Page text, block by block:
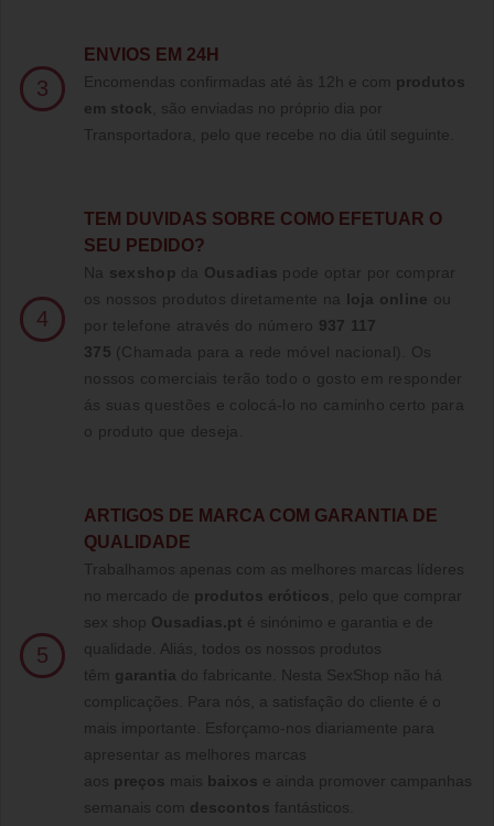
3
ENVIOS EM 24H
Encomendas confirmadas até às 12h e com produtos
em stock , são enviadas no próprio dia por
Transportadora, pelo que recebe no dia útil seguinte.
4
TE M DUVIDAS SOBRE COMO EFETUAR O
SEU PEDIDO?
Na sexshop da Ousadias pode optar por comprar
os nossos produtos diretamente na loja online ou
por telefone através do número 937 117
375 (Chamada para a rede móvel nacional)
. Os
nossos comerciais terão todo o gosto em responder
ás suas questões e colocá-lo no caminho certo para
o produto que deseja.
5
ARTIGOS DE MARCA COM GARANTIA DE
QUALIDADE
Trabalhamos apenas com as melhores marcas líderes
no mercado de produtos eróticos , pelo que comprar
sex shop Ousadias.pt é sinónimo e garantia e de
qualidade. Aliás, todos os nossos produtos
têm garantia do fabricante. Nesta SexShop não há
complicações. Para nós, a satisfação do cliente é o
mais importante. Esforçamo-nos diariamente para
apresentar as melhores marcas
aos preços mais baixos e ainda promover campanhas
semanais com descontos fantásticos.